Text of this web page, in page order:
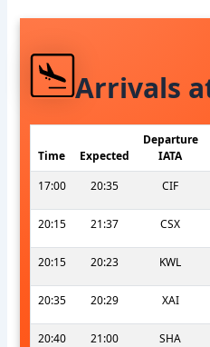
Arrivals
Time Expected
Departure
IATA
17:00
20:35 CIF
20:15 21:37 CSX
20:15 20:23 KWL
20:35 20:29 XAI
20:40 21:00 SHA